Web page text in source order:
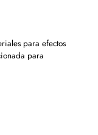
para efectos
para